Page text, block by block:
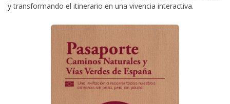
y transformando el itinerario en una vivencia interactiva.